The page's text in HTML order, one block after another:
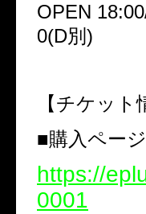
OPEN
0(D別)
【チケット
■購入ペー
https://
0001